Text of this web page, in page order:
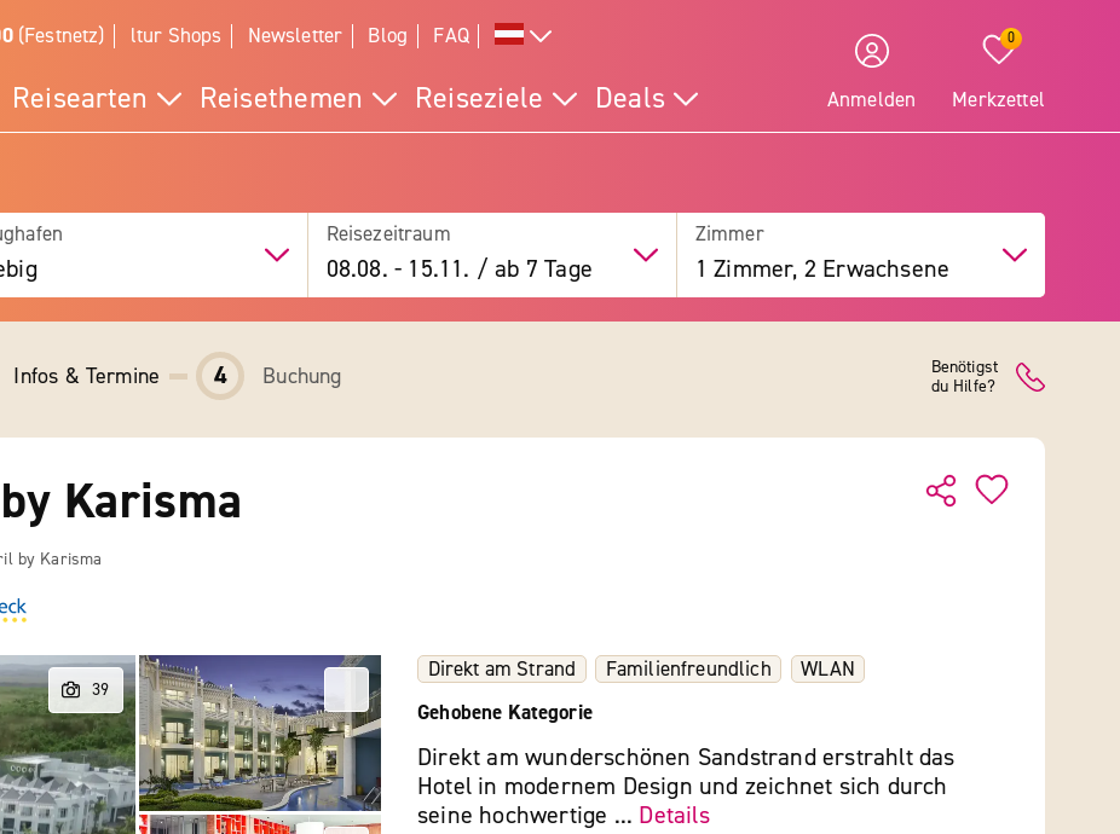
(Festnetz) ltur Shops Newsletter Blog FAQ
Reisearten Reisethemen Reiseziele Deals Anmelden
0
Merkzettel
Reisezeitraum
08.08. - 15.11. / ab 7 Tage
Zimmer
1 Zimmer, 2 Erwachsene
Infos & Termine 4 Buchung
Benötigst
du Hilfe?
Karisma
by Karisma
Direkt am Strand Familienfreundlich
WLAN
Gehobene Kategorie
Direkt am wunderschönen Sandstrand erstrahlt das
Hotel in modernem Design und zeichnet sich durch
seine hochwertige ... Details